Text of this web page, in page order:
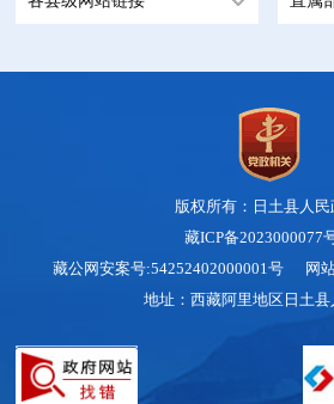
版权所有：日土县人民
藏ICP备2023000077
藏公网安案号:54252402000001号 网
地址：西藏阿里地区日土